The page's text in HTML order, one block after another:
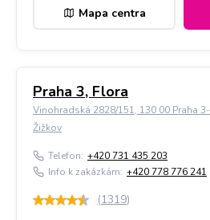
Mapa centra
Praha 3, Flora
Vinohradská 2828/151, 130 00 Praha 3-
Žižkov
Telefon: +420 731 435 203
Info k zakázkám: +420 778 776 241
(1319)